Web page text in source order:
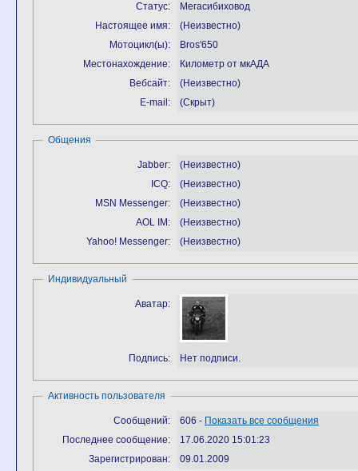
Статус:
Мегасибиховод
Настоящее имя:
(Неизвестно)
Мотоцикл(ы):
Bros'650
Местонахождение:
Километр от мкАДА
Вебсайт:
(Неизвестно)
E-mail:
(Скрыт)
Общения
Jabber:
(Неизвестно)
ICQ:
(Неизвестно)
MSN Messenger:
(Неизвестно)
AOL IM:
(Неизвестно)
Yahoo! Messenger:
(Неизвестно)
Индивидуальный
Аватар:
Подпись: Нет подписи.
Активность пользователя
Сообщений: 606 - Показать все сообщения
Последнее сообщение:
17.06.2020 15:01:23
Зарегистрирован:
09.01.2009